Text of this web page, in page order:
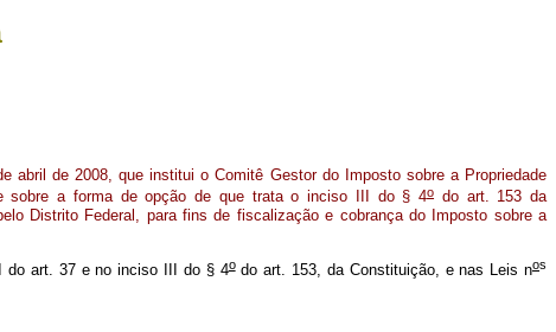
abril de 2008, que institui o Comitê Gestor do Imposto sobre a Propriedade
sobre a forma de opção de que trata o inciso III do § 4o do art. 153 da
Distrito Federal, para fins de fiscalização e cobrança do Imposto sobre a
do art. 37 e no inciso III do § 4odo art. 153, da Constituição, e nas Leis nos